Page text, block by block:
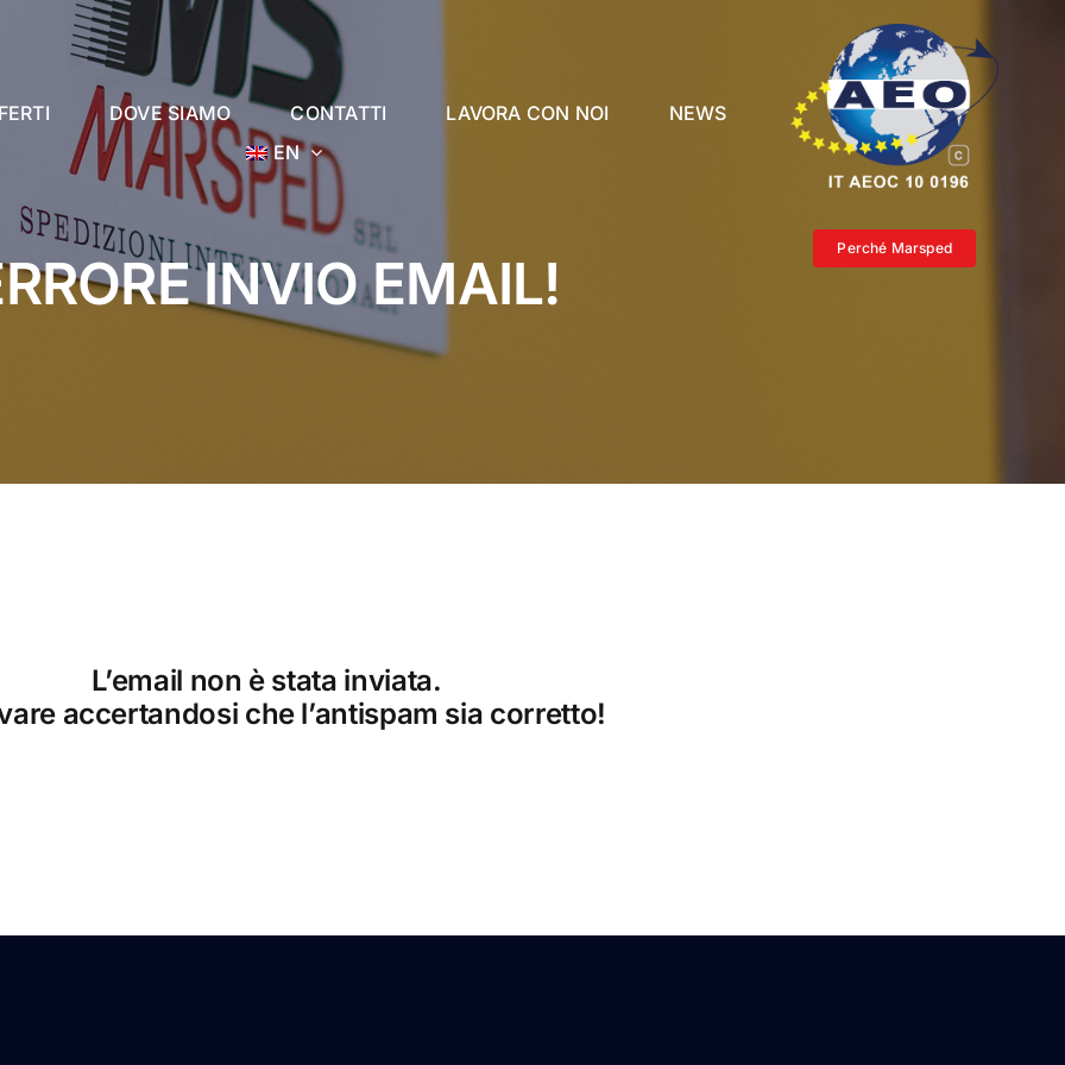
DOVE SIAMO CONTATTI LAVORA CON NOI
NEWS
EN
Perché Marsped
INVIO EMAIL!
L’email non è stata inviata.
accertandosi che l’antispam sia corretto!